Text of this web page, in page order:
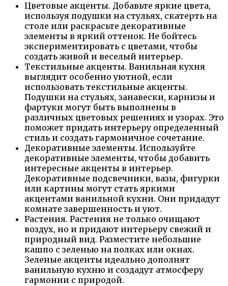
Цветовые акценты. Добавьте яркие цвета,
используя подушки на стульях, скатерть на
столе или раскрасьте декоративные
элементы в яркий оттенок. Не бойтесь
экспериментировать с цветами, чтобы
создать живой и веселый интерьер.
Текстильные акценты. Ванильная кухня
выглядит особенно уютной, если
использовать текстильные акценты.
Подушки на стульях, занавески, карнизы и
фартуки могут быть выполнены в
различных цветовых решениях и узорах. Это
поможет придать интерьеру определенный
стиль и создать гармоничное сочетание.
Декоративные элементы. Используйте
декоративные элементы, чтобы добавить
интересные акценты в интерьер.
Декоративные подсвечники, вазы, фигурки
или картины могут стать яркими
акцентами ванильной кухни. Они придадут
комнате завершенность и уют.
Растения. Растения не только очищают
воздух, но и придают интерьеру свежий и
природный вид. Разместите небольшие
кашпо с зеленью на полках или окнах.
Зеленые акценты идеально дополнят
ванильную кухню и создадут атмосферу
гармонии с природой.